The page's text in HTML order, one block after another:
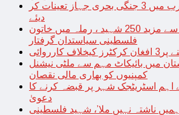
بھارت نے بحیرہ عرب میں 3 جنگی بحری جہاز تعینات کر
دیئے
غزہ پر بمباری سے مزید 250 شہید ، رملہ میں خاتون
فلسطینی سیاستدان گرفتار
میں بائیکاٹ مہم سے ملٹی نیشنل
کمپنیوں کو بھاری مالی نقصان
اہم اسٹریٹجک شہر پر قبضہ کرنے کا
دعویٰ
ناشتہ نہیں ملا’، شہید فلسطینی